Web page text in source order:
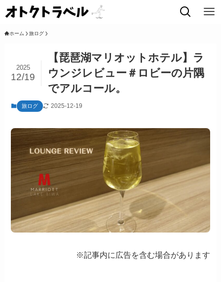
ホーム 旅ログ
【琵琶湖マリオットホテル】ラ
ウンジレビュー＃ロビーの片隅
でアルコール。
2025
12/19
旅ログ 2025-12-19
※記事内に広告を含む場合があります